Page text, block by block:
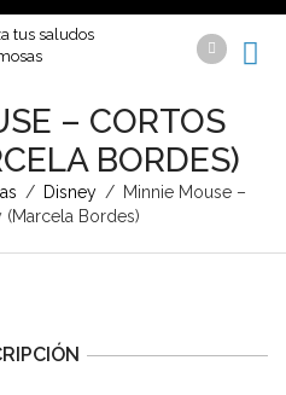
– CORTOS
BORDES)
/ Disney / Minnie Mouse –
(Marcela Bordes)